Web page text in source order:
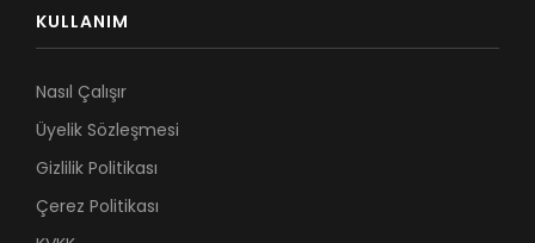
KULLANIM
Nasıl Çalışır
Üyelik Sözleşmesi
Gizlilik Politikası
Çerez Politikası